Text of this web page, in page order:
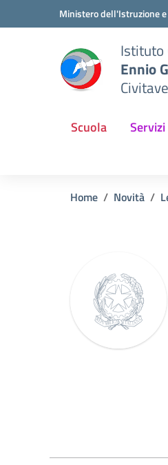
Vai ai contenuti
Vai al menu di navigazione
Ministero dell'Istruzione
Istituto
Ennio
Scuola Servizi
Home Novità